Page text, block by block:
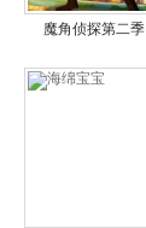
魔角侦探第二季